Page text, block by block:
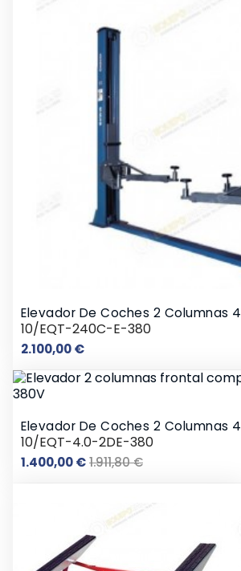
Elevador De Coches 2 Columnas
10/EQT-240C-E-380
2.100,00 €Precio
Elevador De Coches 2 Columnas
10/EQT-4.0-2DE-380
1.400,00 €Precio
1.911,80 €Precio